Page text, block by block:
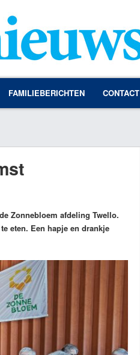
FAMILIEBERICHTEN CONTACT
Zonnebloem afdeling Twello.
eten. Een hapje en drankje